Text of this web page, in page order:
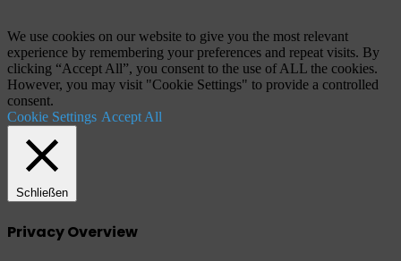
We use cookies on our website to give you the most relevant
experience by remembering your preferences and repeat visits. By
clicking “Accept All”, you consent to the use of ALL the cookies.
However, you may visit "Cookie Settings" to provide a controlled
consent.
Cookie Settings Accept All
Schließen
Privacy Overview